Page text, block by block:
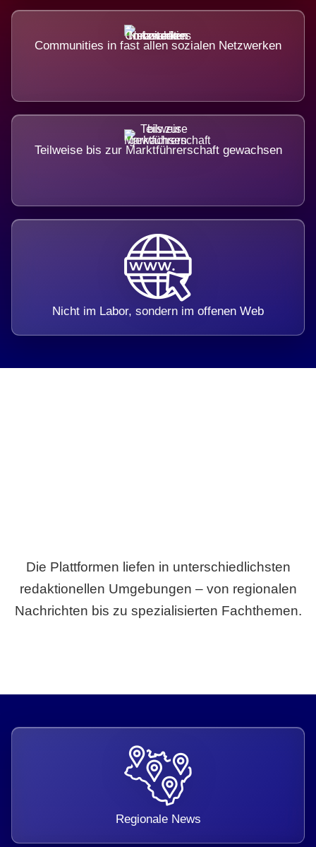
Communities in fast allen sozialen Netzwerken
Teilweise bis zur Marktführerschaft gewachsen
Nicht im Labor, sondern im offenen Web
Die Plattformen liefen in unterschiedlichsten
redaktionellen Umgebungen – von regionalen
Nachrichten bis zu spezialisierten Fachthemen.
Regionale News